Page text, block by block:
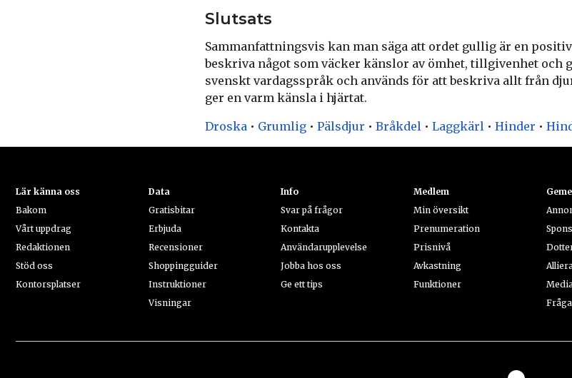
Slutsats
Sammanfattningsvis kan man säga att ordet gullig är en
beskriva något som väcker känslor av ömhet, tillgivenhet och
svenskt vardagsspråk och används för att beskriva allt från
ger en varm känsla i hjärtat.
Droska • Grumlig • Pälsdjur • Bråkdel • Laggkärl • Hinder •
Lär känna oss
Bakom
Vårt uppdrag
Redaktionen
Stöd oss
Kontorsplatser
Data
Gratisbitar
Erbjuda
Recensioner
Shoppingguider
Instruktioner
Visningar
Info
Svar på frågor
Kontakta
Användarupplevelse
Jobba hos oss
Ge ett tips
Medlem
Min översikt
Prenumeration
Prisnivå
Avkastning
Funktioner
Fråga